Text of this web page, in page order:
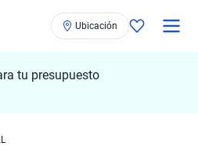
Ubicación
tu presupuesto